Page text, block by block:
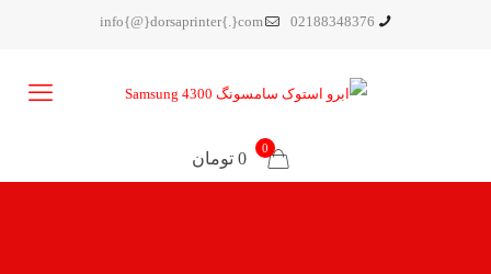
02188348376
info{@}dorsaprinter{.}com
0
0 تومان